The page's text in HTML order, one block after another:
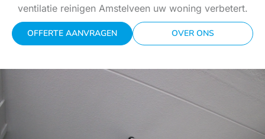
ventilatie reinigen Amstelveen uw woning verbetert.
OFFERTE AANVRAGEN OVER ONS